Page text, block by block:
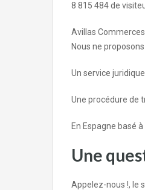
8 815 484 de
Avillas
Nous ne
Un service
Une procédure de
En Espagne basé
Une
Appelez-nous !, le